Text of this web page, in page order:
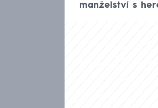
manželství s